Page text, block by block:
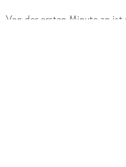
Von der ersten Minute an